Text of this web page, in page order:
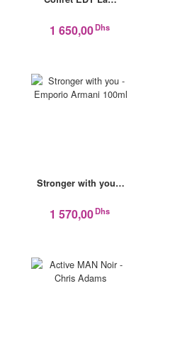
1 650,00Dhs
Stronger with you…
1 570,00Dhs